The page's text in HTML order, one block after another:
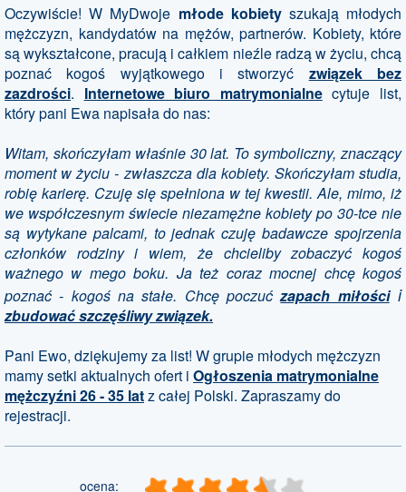
Oczywiście! W MyDwoje młode kobietyszukają młodych
mężczyzn, kandydatów na mężów, partnerów. Kobiety, które
są wykształcone, pracują i całkiem nieźle radzą w życiu, chcą
poznać kogoś wyjątkowego i stworzyć związek bez
zazdrości. Internetowe biuro matrymonialnecytuje list,
który pani Ewa napisała do nas:
Witam, skończyłam właśnie 30 lat. To symboliczny, znaczący
moment w życiu - zwłaszcza dla kobiety. Skończyłam studia,
robię karierę. Czuję się spełniona w tej kwestii. Ale, mimo, iż
we współczesnym świecie niezamężne kobiety po 30-tce nie
są wytykane palcami, to jednak czuję badawcze spojrzenia
członków rodziny i wiem, że chcieliby zobaczyć kogoś
ważnego w mego boku. Ja też coraz mocnej chcę kogoś
poznać - kogoś na stałe. Chcę poczućzapach miłościi
zbudować szczęśliwy związek.
Pani Ewo, dziękujemy za list! W grupie młodych mężczyzn
mamy setki aktualnych ofert i Ogłoszenia matrymonialne
mężczyźni 26 - 35 latz całej Polski. Zapraszamy do
rejestracji.
ocena: